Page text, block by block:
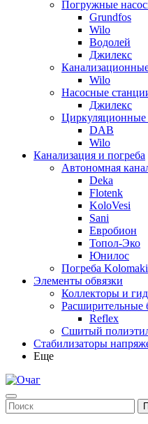
Погружные
Grundfos
Wilo
Водолей
Джилекс
Wilo
Насосные
Джилекс
Циркуляционные
DAB
Wilo
Канализация и погреба
Автономная
Deka
Flotenk
KoloVesi
Sani
Евробион
Топол-Эко
Юнилос
Погреба Kolomaki
Элементы обвязки
Коллекторы и
Расширительные
Reflex
Сшитый
Стабилизаторы
Еще